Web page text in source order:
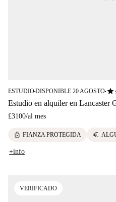
ESTUDIO■DISPONIBLE 20 AGOSTO■star
Estudio en alquiler en Lancaster
£3100/al mes
lock FIANZA PROTEGIDA euro
+info
VERIFICADO